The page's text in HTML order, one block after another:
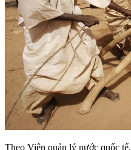
Theo Viện quản lý nước quốc tế,